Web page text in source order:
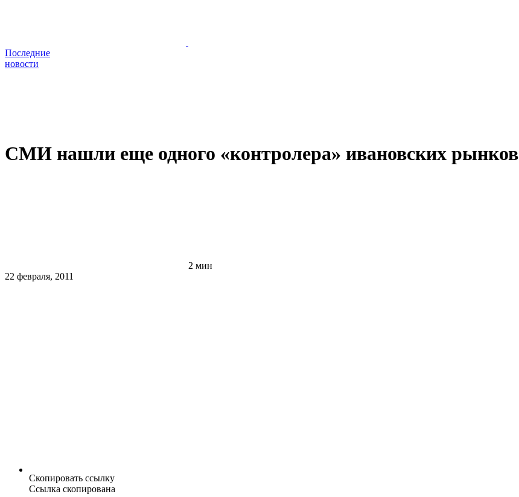
Последние
новости
СМИ нашли еще одного «контролера» ивановских рынков
2 мин
22 февраля, 2011
Скопировать ссылку
Ссылка скопирована